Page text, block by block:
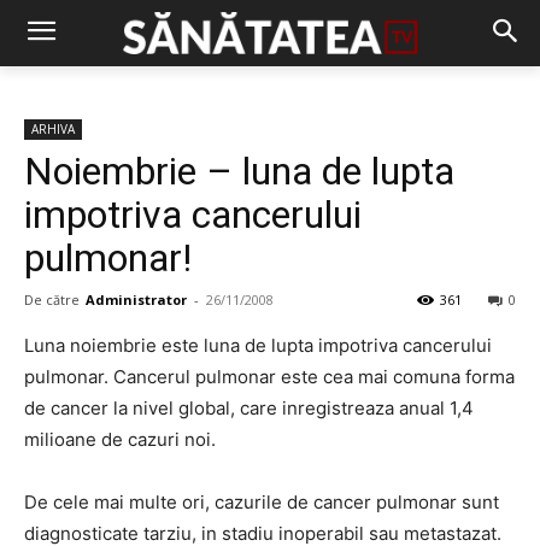
ARHIVA
Noiembrie – luna de lupta
impotriva cancerului
pulmonar!
De către Administrator - 26/11/2008 0
361
Luna noiembrie este luna de lupta impotriva cancerului
pulmonar. Cancerul pulmonar este cea mai comuna forma
de cancer la nivel global, care inregistreaza anual 1,4
milioane de cazuri noi.
De cele mai multe ori, cazurile de cancer pulmonar sunt
diagnosticate tarziu, in stadiu inoperabil sau metastazat.